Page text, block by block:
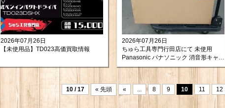
2026年07月26日
【未使用品】TD023高価買取情報
2026年07月26日
ちゅら工具専門行田店にて 未使用
Panasonic パナソニック 消音形キャビ
ネットファン FY-20SCX3 を買い取り
させて頂きましたので紹介します。
10 / 17
« 先頭 « ... 8 9 10 11 12